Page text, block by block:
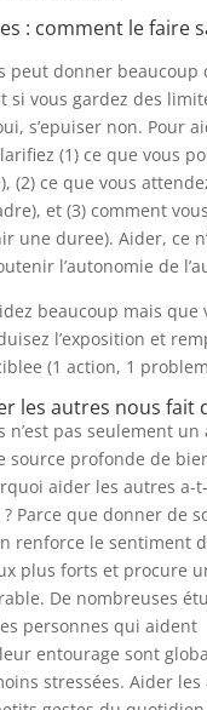
: comment le faire
peut donner beaucoup
si vous gardez des
s’epuiser non. Pour
(1) ce que vous
(2) ce que vous
et (3) comment
une duree). Aider, ce
l’autonomie de
beaucoup mais que
l’exposition et
(1 action, 1
les autres nous fait
n’est pas seulement
source profonde de
aider les autres a-
? Parce que donner de
renforce le sentiment
plus forts et procure
De nombreuses
personnes qui aident
entourage sont
stressées. Aider les